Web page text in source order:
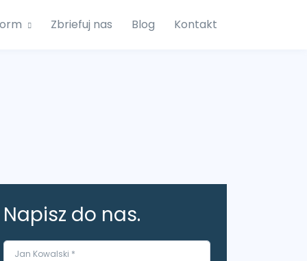
Zbriefuj nas Blog Kontakt
Napisz do nas.